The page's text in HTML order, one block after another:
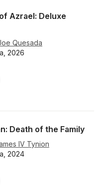
Azrael: Deluxe
Quesada
2026
Death of the Family
IV Tynion
2024